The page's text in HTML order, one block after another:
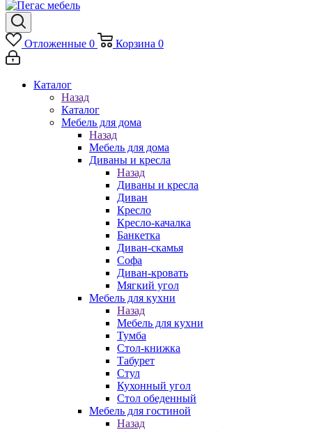
Отложенные 0 Корзина 0
Каталог
Назад
Каталог
Мебель для дома
Назад
Мебель для дома
Диваны и кресла
Назад
Диваны и кресла
Диван
Кресло
Кресло-качалка
Банкетка
Диван-скамья
Софа
Диван-кровать
Мягкий угол
Мебель для кухни
Назад
Мебель для кухни
Тумба
Стол-книжка
Табурет
Стул
Кухонный угол
Стол обеденный
Мебель для гостиной
Назад